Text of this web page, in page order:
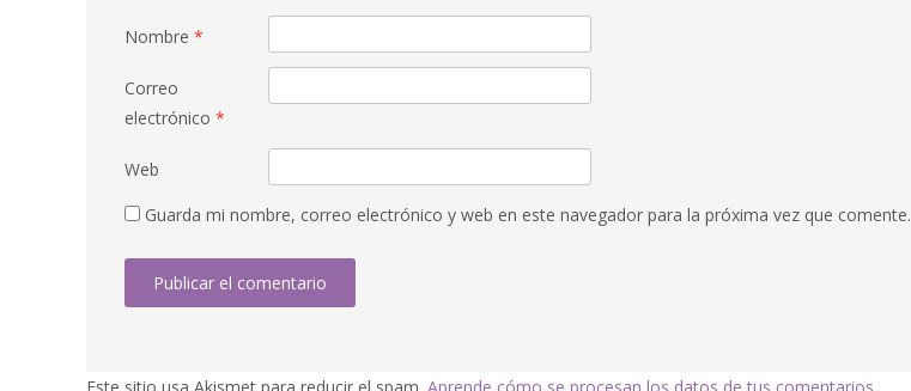
Nombre *
Correo
electrónico *
Web
Guarda mi nombre, correo electrónico y web en este navegador para la próxima vez que comente.